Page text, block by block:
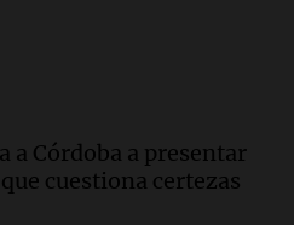
inusual nevada en
en el peronismo
de senadora
a Córdoba a presentar
cuestiona certezas